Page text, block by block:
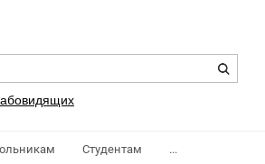
Студентам ...